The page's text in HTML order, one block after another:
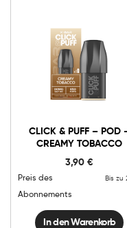
CLICK & PUFF – POD
CREAMY TOBACCO
3,90€
Preis des
Abonnements
Bis zu
0mg 10mg
&
Puff
Pod
Creamy
In den Warenkorb